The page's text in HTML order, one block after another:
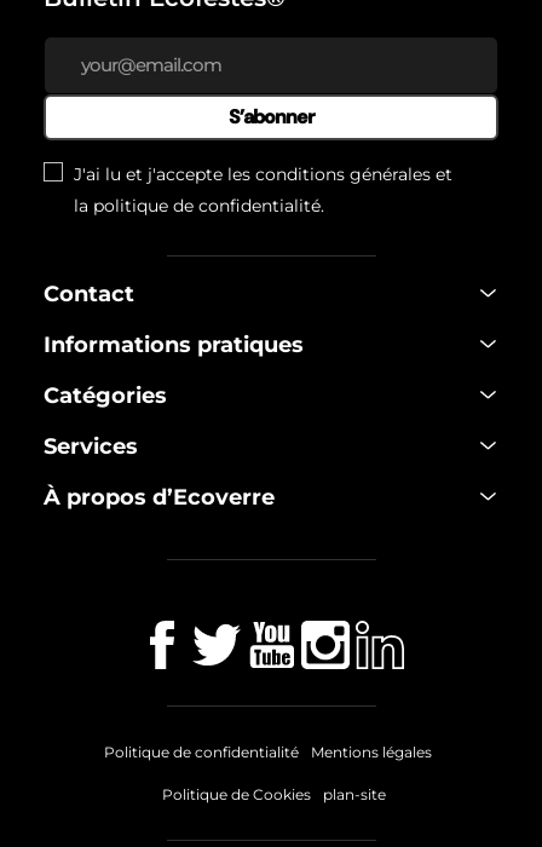
S’abonner
J'ai lu et j'accepte les conditions générales et
la politique de confidentialité.
Contact
Informations pratiques
Catégories
Services
À propos d’Ecoverre
Politique de confidentialité Mentions légales
Politique de Cookies plan-site